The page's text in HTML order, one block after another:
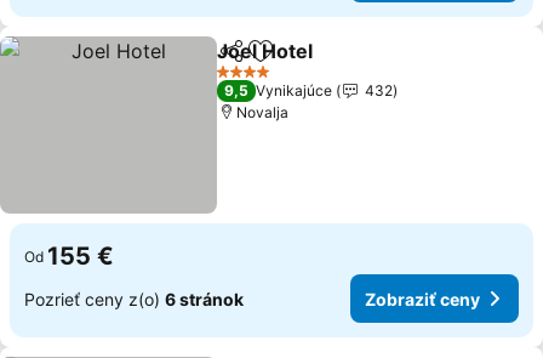
ZdieľaťPridať do obľúbených
Joel Hotel
4 Počet hviezdičiek
9,5 Vynikajúce
432
Novalja
Od 155 €
Pozrieť ceny z(o) 6 stránok Zobraziť ceny